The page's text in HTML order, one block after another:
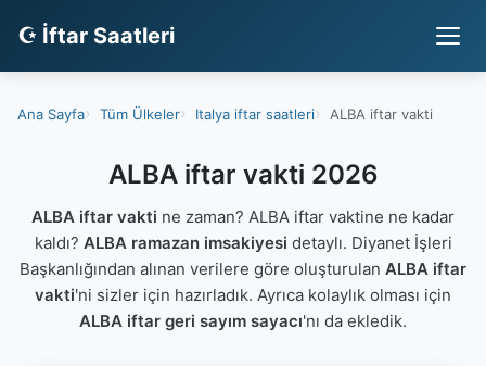
☪ İftar Saatleri
Ana Sayfa Tüm Ülkeler Italya iftar saatleri ALBA iftar vakti
ALBA iftar vakti 2026
ALBA iftar vakti ne zaman? ALBA iftar vaktine ne kadar
kaldı? ALBA ramazan imsakiyesi detaylı. Diyanet İşleri
Başkanlığından alınan verilere göre oluşturulan ALBA iftar
vakti'ni sizler için hazırladık. Ayrıca kolaylık olması için
ALBA iftar geri sayım sayacı'nı da ekledik.